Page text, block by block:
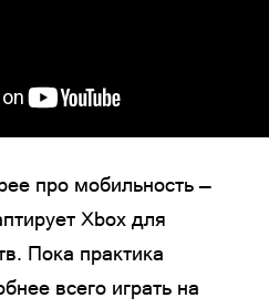
про мобильность —
Xbox для
Пока практика
всего играть на